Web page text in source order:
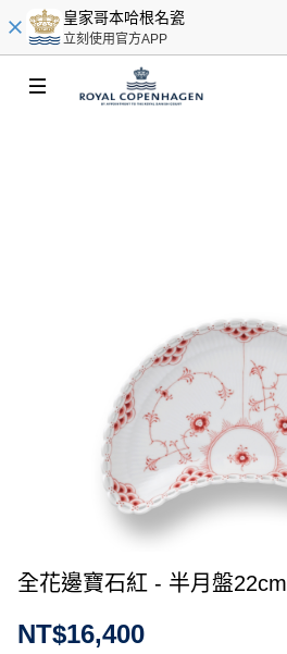
皇家哥本哈根名瓷
立刻使用官方APP
全花邊寶石紅 - 半月盤22cm
NT$16,400